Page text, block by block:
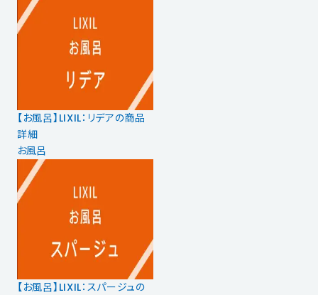
【お風呂】LIXIL：リデアの商品
詳細
お風呂
【お風呂】LIXIL：スパージュの